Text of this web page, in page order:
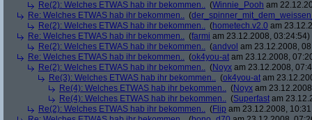
Re(2): Welches ETWAS hab ihr bekommen.. (Winnie_Pooh am
Re: Welches ETWAS hab ihr bekommen.. (
Re(2): Welches ETWAS hab ihr bekommen.. (hometech.v2.0 am
Re: Welches ETWAS hab ihr bekommen.. (farmi am 23.12.2008, 03:24:54)
Re(2): Welches ETWAS hab ihr bekommen.. (andvol am 23.12.2008,
Re: Welches ETWAS hab ihr bekommen.. (ok4you-at am 23.12.2008,
Re(2): Welches ETWAS hab ihr bekommen.. (Noyx am 23.12.2008,
Re(3): Welches ETWAS hab ihr bekommen.. (ok4you-at am
Re(4): Welches ETWAS hab ihr bekommen.. (Noyx am
Re(4): Welches ETWAS hab ihr bekommen.. (Superfast am
Re(2): Welches ETWAS hab ihr bekommen.. (Flip am 23.12.2008,